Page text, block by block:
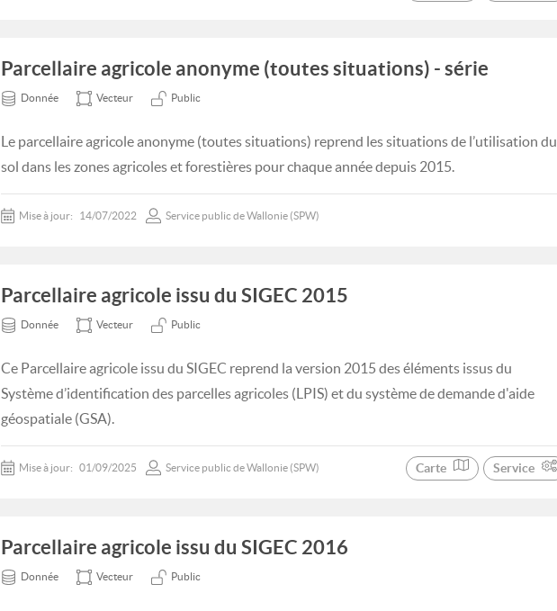
Parcellaire agricole anonyme (toutes situations) - série
Donnée Vecteur Public
Le parcellaire agricole anonyme (toutes situations) reprend les situations de l’utilisation du
sol dans les zones agricoles et forestières pour chaque année depuis 2015.
Mise à jour: 14/07/2022 Service public de Wallonie (SPW)
Parcellaire agricole issu du SIGEC 2015
Donnée Vecteur Public
Ce Parcellaire agricole issu du SIGEC reprend la version 2015 des éléments issus du
Système d’identification des parcelles agricoles (LPIS) et du système de demande d'aide
géospatiale (GSA).
Mise à jour: 01/09/2025 Service public de Wallonie (SPW) Carte Service
Parcellaire agricole issu du SIGEC 2016
Donnée Vecteur Public